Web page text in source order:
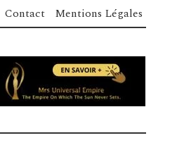
Contact Mentions Légales